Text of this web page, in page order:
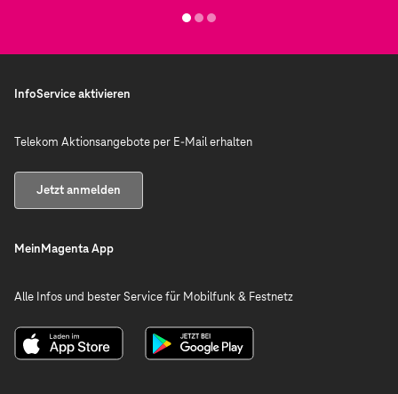
InfoService aktivieren
Telekom Aktionsangebote per E-Mail erhalten
Jetzt anmelden
MeinMagenta App
Alle Infos und bester Service für Mobilfunk & Festnetz